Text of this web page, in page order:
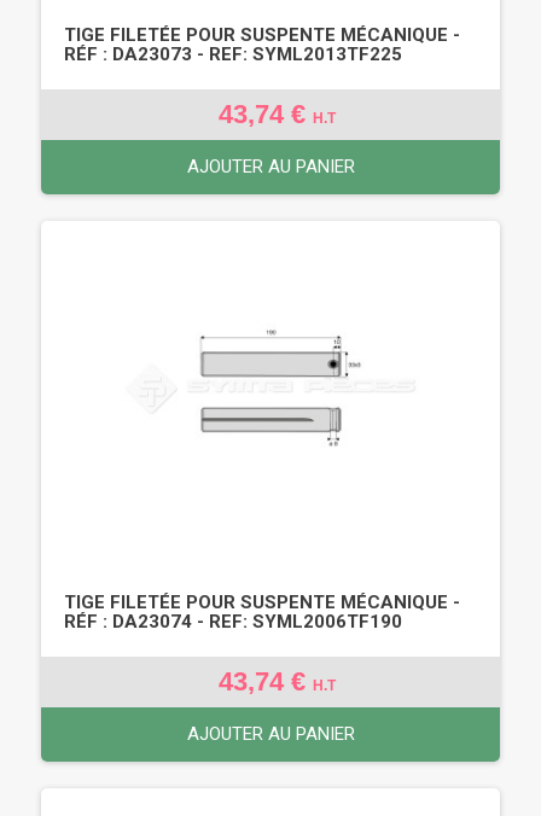
TIGE FILETÉE POUR SUSPENTE MÉCANIQUE -
RÉF : DA23073 - REF: SYML2013TF225
43,74 € H.T
AJOUTER AU PANIER
TIGE FILETÉE POUR SUSPENTE MÉCANIQUE -
RÉF : DA23074 - REF: SYML2006TF190
43,74 € H.T
AJOUTER AU PANIER